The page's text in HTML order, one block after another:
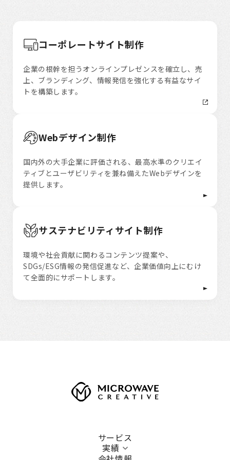
コーポレートサイト制作
企業の根幹を担うオンラインプレゼンスを確立し、売
上、ブランディング、情報発信を強化する有益なサイ
トを構築します。
Webデザイン制作
国内外の大手企業に評価される、最高水準のクリエイ
ティブとユーザビリティを兼ね備えたWebデザインを
提供します。
サステナビリティサイト制作
環境や社会貢献に関わるコンテンツ提案や、
SDGs/ESG情報の発信促進など、企業価値向上にむけ
て全面的にサポートします。
サービス
実績